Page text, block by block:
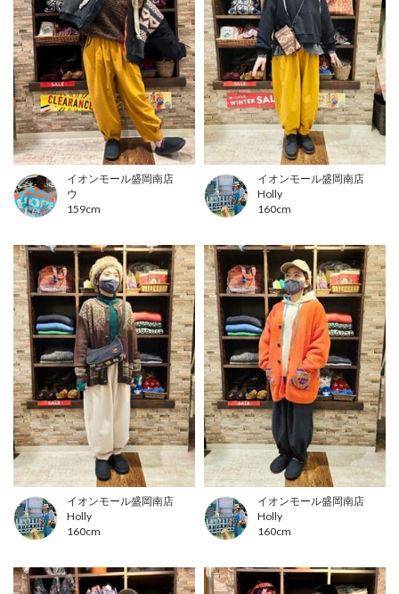
イオンモール盛岡南店
ウ
159cm
イオンモール盛岡南店
Holly
160cm
イオンモール盛岡南店
Holly
160cm
イオンモール盛岡南店
Holly
160cm